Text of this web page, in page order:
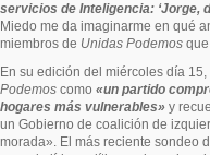
servicios de Inteligencia: ‘Jorge,
Miedo me da imaginarme en qué
miembros de Unidas Podemos
En su edición del miércoles día 15,
Podemos como «un partido
hogares más vulnerables» y
un Gobierno de coalición de
morada». El más reciente sondeo